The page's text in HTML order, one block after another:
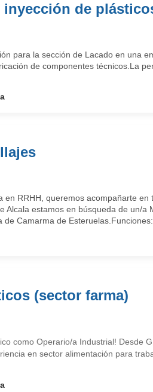
de
para la sección de Lacado en una
de componentes técnicos.La
en RRHH, queremos acompañarte
Alcala estamos en búsqueda de un/a
Camarma de
(sector farma)
como Operario/a Industrial! Desde
en sector alimentación para